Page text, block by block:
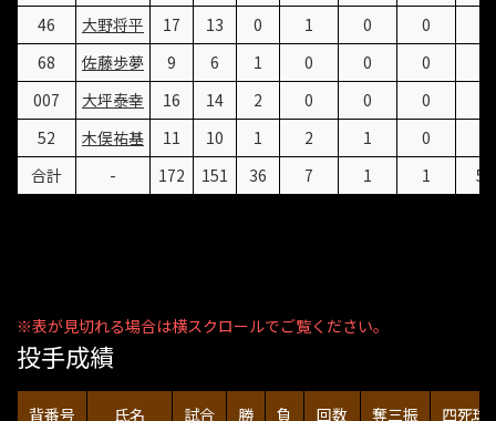
46
大野将平 17 13 0 1 0 0
68
佐藤歩夢 9 6 1 0 0 0
007
大坪泰幸 16 14 2 0 0 0
52
木俣祐基 11 10 1 2 1 0
合計
- 172 151 36 7 1 1 57
投手成績
背番号 氏名 試合 勝 負 回数 奪三振 四死球